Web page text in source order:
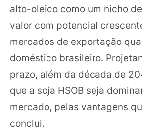
alto-oleico como um nicho
valor com potencial
mercados de exportação
doméstico brasileiro.
prazo, além da década de
que a soja HSOB seja
mercado, pelas vantagens
conclui.